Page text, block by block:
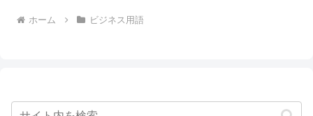
ホーム ビジネス用語